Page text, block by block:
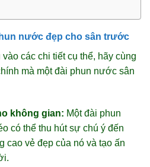
nước đẹp cho sân trước
các chi tiết cụ thể, hãy cùng
mà một đài phun nước sân
không gian: Một đài phun
có thể thu hút sự chú ý đến
cao vẻ đẹp của nó và tạo ấn